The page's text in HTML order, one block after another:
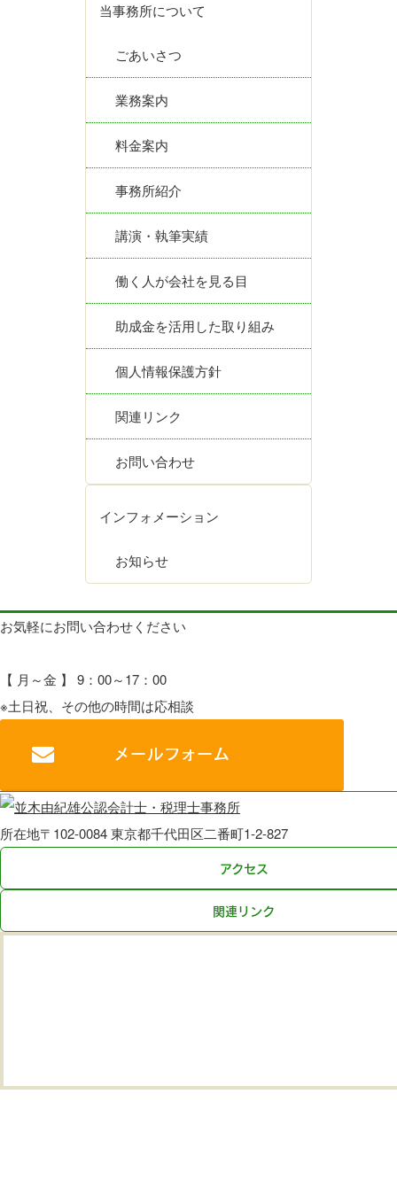
当事務所について
ごあいさつ
業務案内
料金案内
事務所紹介
講演・執筆実績
働く人が会社を見る目
助成金を活用した取り組み
個人情報保護方針
関連リンク
お問い合わせ
インフォメーション
お知らせ
お気軽にお問い合わせください
【 月～金 】 9：00～17：00
※土日祝、その他の時間は応相談
所在地〒102-0084 東京都千代田区二番町1-2-827
アクセス
関連リンク